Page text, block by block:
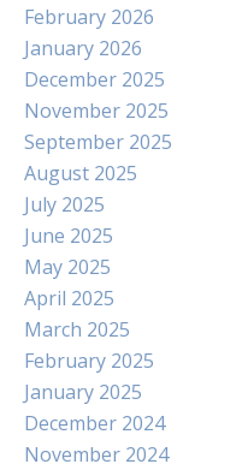
February 2026
January 2026
December 2025
November 2025
September 2025
August 2025
July 2025
June 2025
May 2025
April 2025
March 2025
February 2025
January 2025
December 2024
November 2024